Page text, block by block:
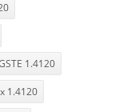
1.4120
1.4120